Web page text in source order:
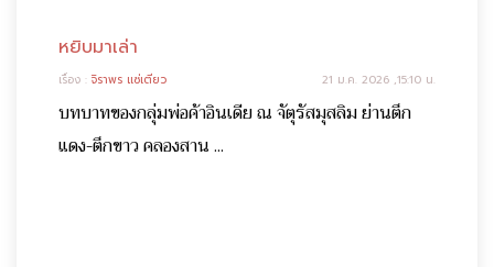
หยิบมาเล่า
เรื่อง : จิราพร แซ่เตียว 21 ม.ค. 2026 ,15:10 น.
บทบาทของกลุ่มพ่อค้าอินเดีย ณ จัตุรัสมุสลิม ย่านตึก
แดง-ตึกขาว คลองสาน ...